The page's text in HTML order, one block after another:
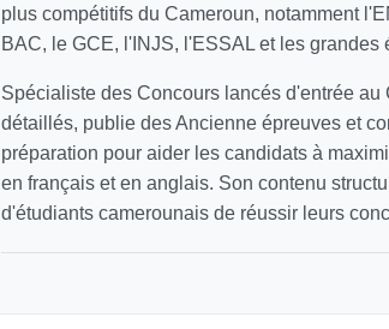
plus compétitifs du Cameroun, notamment
BAC, le GCE, l'INJS, l'ESSAL et les grandes
Spécialiste des Concours lancés d'entrée
détaillés, publie des Ancienne épreuves et
préparation pour aider les candidats à
en français et en anglais. Son contenu
d'étudiants camerounais de réussir leurs